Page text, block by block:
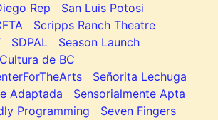
Rep
San Luis Potosi
Scripps Ranch Theatre
SDPAL
Season Launch
de BC
Señorita Lechuga
Adaptada
Sensorialmente Apta
Programming
Seven Fingers